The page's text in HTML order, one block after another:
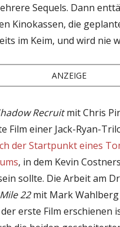
Sequels. Dann
Kinokassen, die
im Keim, und wird nie
ANZEIGE
Recruitmit Chris
Film einer Jack-Ryan-
der Startpunkt eines
, in dem Kevin
sollte. Die Arbeit am
Mile 22mit Mark
erste Film erschienen